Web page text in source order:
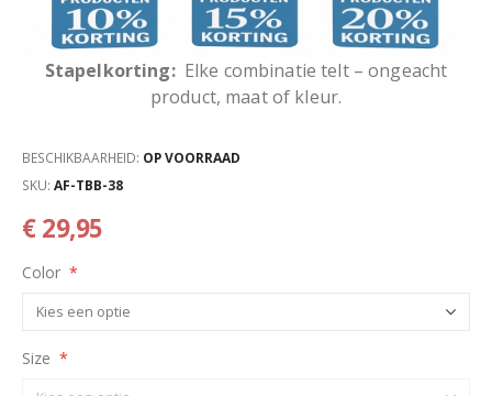
€ 29,95
Stapelkorting: Elke combinatie telt – ongeacht
product, maat of kleur.
BESCHIKBAARHEID: OP VOORRAAD
SKU AF-TBB-38
Color
Size